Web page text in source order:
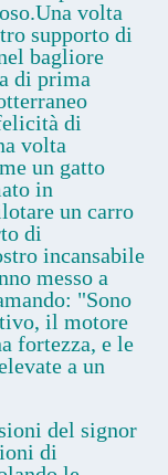
volta
supporto di
bagliore
di prima
di
volta
un gatto
in
un carro
di
incansabile
messo a
"Sono
il motore
fortezza, e le
a un
del signor
di